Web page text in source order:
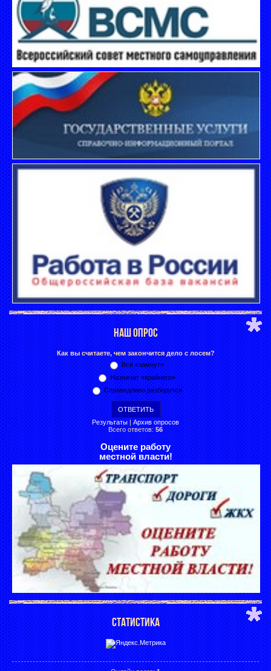
НАШ ОПРОС
Как вы считаете, чем закончится дело с лосем?
Всё «замнут»
Назначат «крайнего»
Справедливо разберутся
Результаты | Архив опросов
Всего ответов: 56
Оцените работу
местной власти!
СТАТИСТИКА